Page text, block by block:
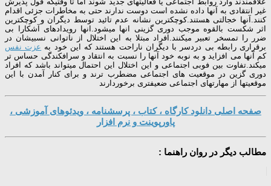
غیر انتقادی به آنها داده نشده است دوست ندارند حتی به مخاطرات جزئی اقدام
کنند.آنها خجالتی هستند.کوچکترین نشانه عدم تائید توسط دیگران و کوچکترین
اثر شکست بالقوه موجب دوری گزینی انها میشود.انها رویدادهای آشکارا بی
ضرر را تمسخر تعبیر میکنند.افراد مبتلا به این اختلال از ناتوانی نسبیشان در
برقراری رابطه بی دردسر با دیگران ناراحت هستند که این خود به عزت نفس
کم آنها می افزاید و به نوبه خود آنها را نسبت به انتقاد و سرافکندگی حساس تر
میکند.تفاوت بین فوبی اجتماعی و این اختلال این احتمال میتواند باشد که افراد
دوری گزین در موقعیت های اجتماعی مضطرب ترند و برای کنار آمدن با این
موقعیتها از مهارتهای اجتماعی ضعیفتری برخوردارند
صفحه اصلی دانلود کارگاه ، کتاب ، پرسشنامه ، ویدئوهای آموزشی ،
پاورپوینت و نرم افزار
مطالب دیگر در روان راهنما :